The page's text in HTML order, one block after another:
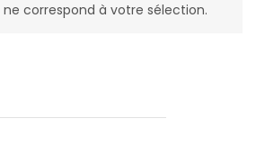
correspond à votre sélection.